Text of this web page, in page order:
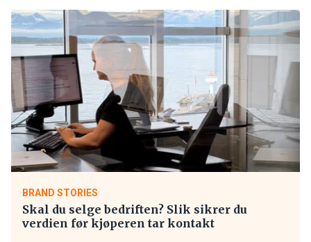
BRAND STORIES
Skal du selge bedriften? Slik sikrer du
verdien før kjøperen tar kontakt